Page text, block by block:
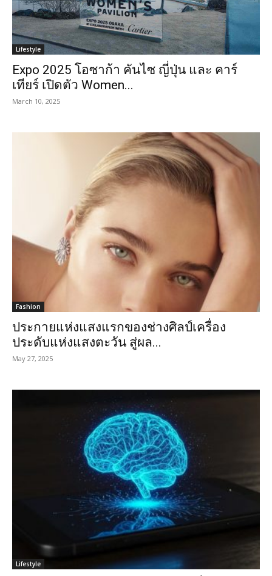
Lifestyle
Expo 2025 โอซาก้า คันไซ ญี่ปุ่น และ คาร์
เทียร์ เปิดตัว Women...
March 10, 2025
Fashion
ประกายแห่งแสงแรกของช่างศิลป์เครื่อง
ประดับแห่งแสงตะวัน สู่ผล...
May 27, 2025
Lifestyle